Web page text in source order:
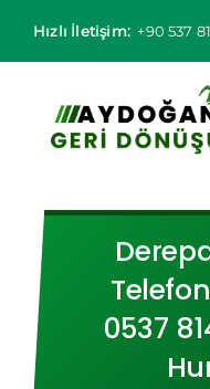
Hızlı İletişim: +90 537
0537